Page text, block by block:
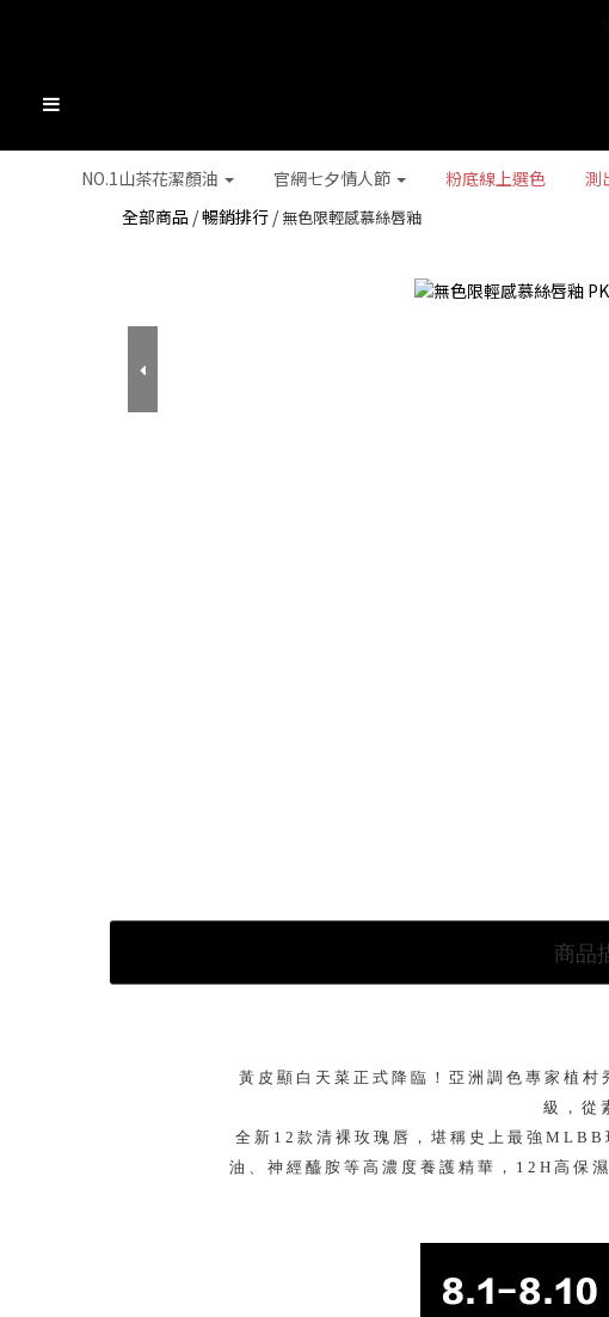
NO.1山茶花潔顏油 官網七夕情人節 粉底線上選色 測
全部商品 /暢銷排行 /無色限輕感慕絲唇釉
商品
黃皮顯白天菜正式降臨！亞洲調色專家植
級，從
全新12款清裸玫瑰唇，堪稱史上最強MLBB
油、神經醯胺等高濃度養護精華，12H高保